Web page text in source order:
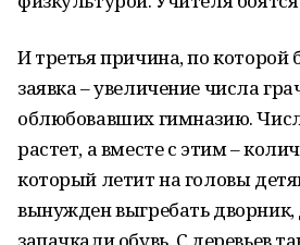
И третья причина, по которой
заявка – увеличение числа
облюбовавших гимназию.
растет, а вместе с этим –
который летит на головы
вынужден выгребать